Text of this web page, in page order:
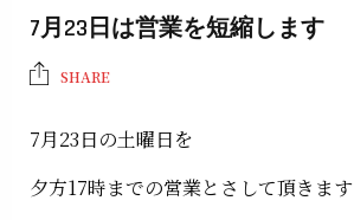
7月23日は営業を短縮します
SHARE
7月23日の土曜日を
夕方17時までの営業とさして頂きます